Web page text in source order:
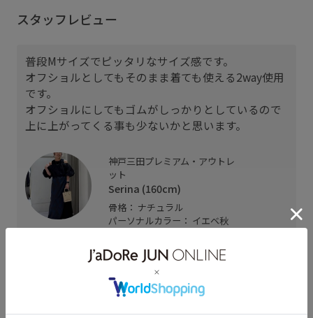
スタッフレビュー
普段Mサイズでピッタリなサイズ感です。
オフショルとしてもそのまま着ても使える2way使用
です。
オフショルにしてもゴムがしっかりとしているので
上に上がってくる事も少ないかと思います。
神戸三田プレミアム・アウトレ
ット
Serina (160cm)
骨格： ナチュラル
パーソナルカラー： イエベ秋
着用サイズ : F
カラー : ブラック (01)